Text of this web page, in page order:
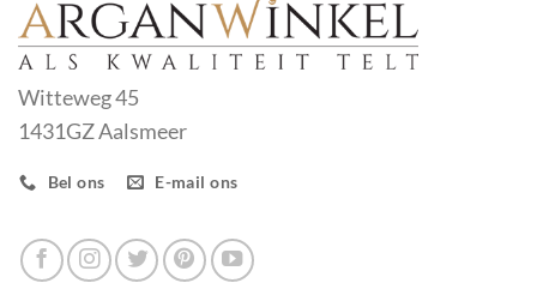
Witteweg 45
1431GZ Aalsmeer
Bel ons E-mail ons